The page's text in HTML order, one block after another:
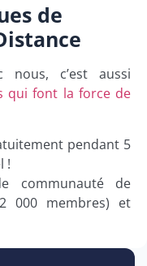
de
nous, c’est aussi
qui font la force de
pendant 5
!
communauté de
000 membres) et